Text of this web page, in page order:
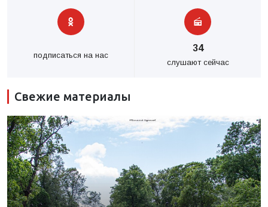
подписаться на нас
34
слушают сейчас
Свежие материалы